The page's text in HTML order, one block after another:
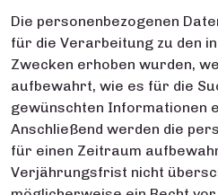
Die personenbezogenen
für die Verarbeitung zu den
Zwecken erhoben wurden,
aufbewahrt, wie es für die
gewünschten Informationen
Anschließend werden die
für einen Zeitraum
Verjährungsfrist nicht